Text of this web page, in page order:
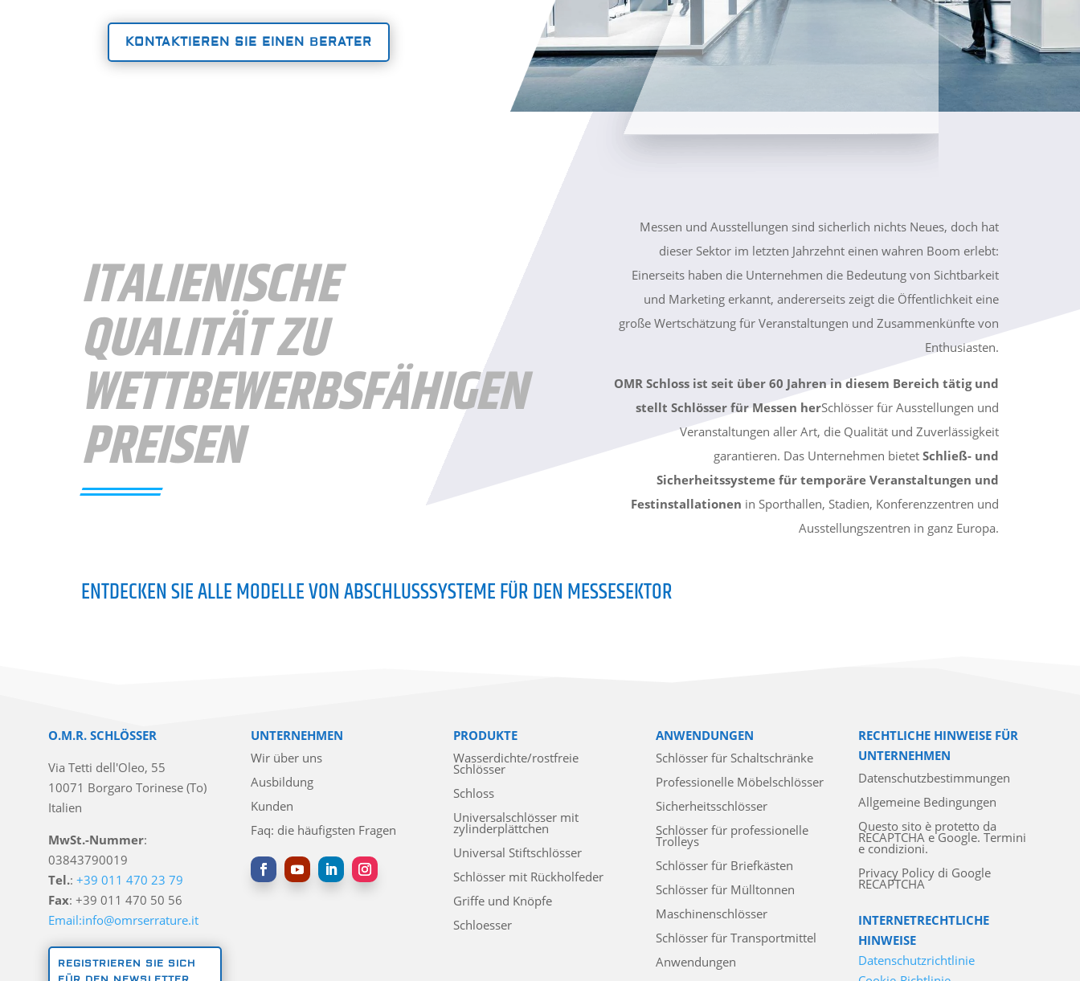
KONTAKTIEREN SIE EINEN BERATER
ITALIENISCHE
QUALITÄT ZU
WETTBEWERBSFÄHIGEN
PREISEN
Messen und Ausstellungen sind sicherlich nichts Neues, doch hat
dieser Sektor im letzten Jahrzehnt einen wahren Boom erlebt:
Einerseits haben die Unternehmen die Bedeutung von Sichtbarkeit
und Marketing erkannt, andererseits zeigt die Öffentlichkeit eine
große Wertschätzung für Veranstaltungen und Zusammenkünfte von
Enthusiasten.
OMR Schloss ist seit über 60 Jahren in diesem Bereich tätig und
stellt Schlösser für Messen herSchlösser für Ausstellungen und
Veranstaltungen aller Art, die Qualität und Zuverlässigkeit
garantieren. Das Unternehmen bietetSchließ- und
Sicherheitssysteme für temporäre Veranstaltungen und
Festinstallationen in Sporthallen, Stadien, Konferenzzentren und
Ausstellungszentren in ganz Europa.
ENTDECKEN SIE ALLE MODELLE VON ABSCHLUSSSYSTEME FÜR DEN MESSESEKTOR
O.M.R. SCHLÖSSER
Via Tetti dell'Oleo, 55
10071 Borgaro Torinese (To)
Italien
MwSt.-Nummer:
03843790019
Tel.:+39 011 470 23 79
Fax: +39 011 470 50 56
Email:info@omrserrature.it
REGISTRIEREN SIE SICH
UNTERNEHMEN
Wir über uns
Ausbildung
Kunden
Faq: die häufigsten Fragen
PRODUKTE
Wasserdichte/rostfreie
Schlösser
Schloss
Universalschlösser mit
zylinderplättchen
Universal Stiftschlösser
Schlösser mit Rückholfeder
Griffe und Knöpfe
Schloesser
ANWENDUNGEN
Schlösser für Schaltschränke
Professionelle Möbelschlösser
Sicherheitsschlösser
Schlösser für professionelle
Trolleys
Schlösser für Briefkästen
Schlösser für Mülltonnen
Maschinenschlösser
Schlösser für Transportmittel
Anwendungen
RECHTLICHE HINWEISE FÜR
UNTERNEHMEN
Datenschutzbestimmungen
Allgemeine Bedingungen
Questo sito è protetto da
RECAPTCHA e Google. Termini
e condizioni.
Privacy Policy di Google
RECAPTCHA
INTERNETRECHTLICHE
HINWEISE
Datenschutzrichtlinie